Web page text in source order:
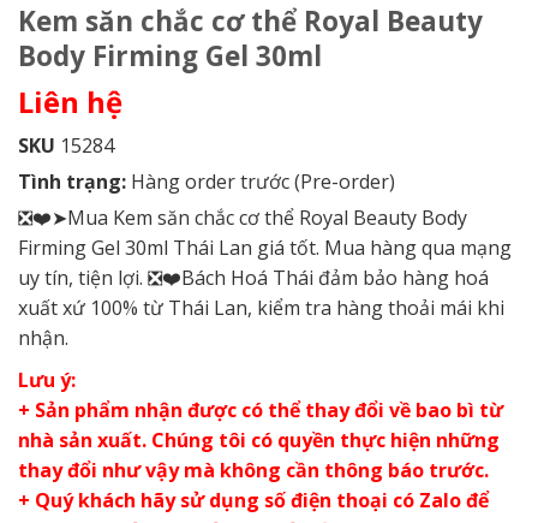
Kem săn chắc cơ thể Royal Beauty
Body Firming Gel 30ml
Liên hệ
SKU 15284
Tình trạng: Hàng order trước (Pre-order)
❎❤️➤Mua Kem săn chắc cơ thể Royal Beauty Body
Firming Gel 30ml Thái Lan giá tốt. Mua hàng qua mạng
uy tín, tiện lợi. ❎❤️Bách Hoá Thái đảm bảo hàng hoá
xuất xứ 100% từ Thái Lan, kiểm tra hàng thoải mái khi
nhận.
Lưu ý:
+ Sản phẩm nhận được có thể thay đổi về bao bì từ
nhà sản xuất. Chúng tôi có quyền thực hiện những
thay đổi như vậy mà không cần thông báo trước.
+ Quý khách hãy sử dụng số điện thoại có Zalo để